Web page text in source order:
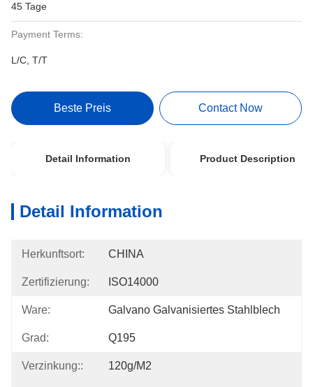
45 Tage
Payment Terms:
L/C, T/T
Beste Preis Contact Now
Detail Information Product Description
Detail Information
Herkunftsort: CHINA
Zertifizierung: ISO14000
Ware: Galvano Galvanisiertes Stahlblech
Grad: Q195
Verzinkung:: 120g/m2